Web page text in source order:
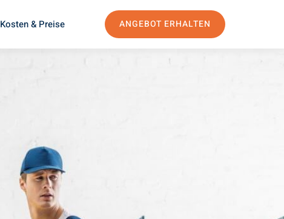
Kosten & Preise ANGEBOT ERHALTEN